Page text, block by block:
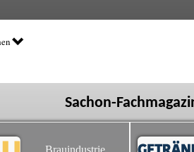
Sachon-
Brauindustrie